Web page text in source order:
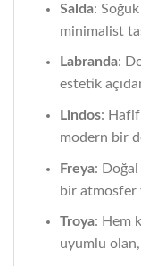
Salda:
minimalist
Labranda:
estetik
Lindos: Hafif
modern bir
Freya: Doğal
bir atmosfer
Troya: Hem
uyumlu